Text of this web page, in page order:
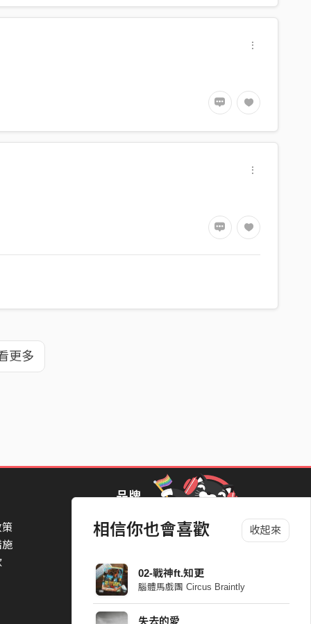
相信你也會喜歡 收起來
02-戰神ft.知更
腦體馬戲團 Circus Braintly
失去的愛
更多
策
施
品牌
StreetVoice Awards 街聲音樂獎
Blow 吹音樂
Packer 派歌
SimpleLife 簡單生活節
ParkPark Carnival